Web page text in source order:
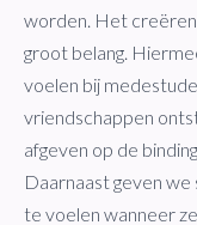
worden. Het creëren
groot belang.
voelen bij
vriendschappen
afgeven op de
Daarnaast geven we
te voelen wanneer